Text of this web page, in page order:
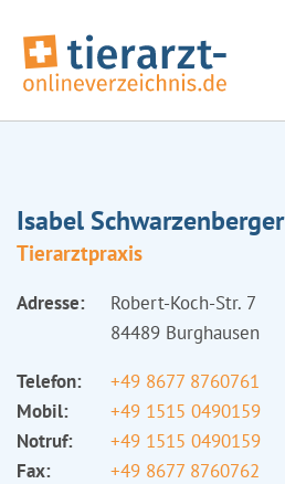
Isabel Schwarzenberger
Tierarztpraxis
Adresse:
Robert-Koch-Str. 7
84489 Burghausen
Telefon:
+49 8677 8760761
Mobil:
+49 1515 0490159
Notruf:
+49 1515 0490159
Fax:
+49 8677 8760762